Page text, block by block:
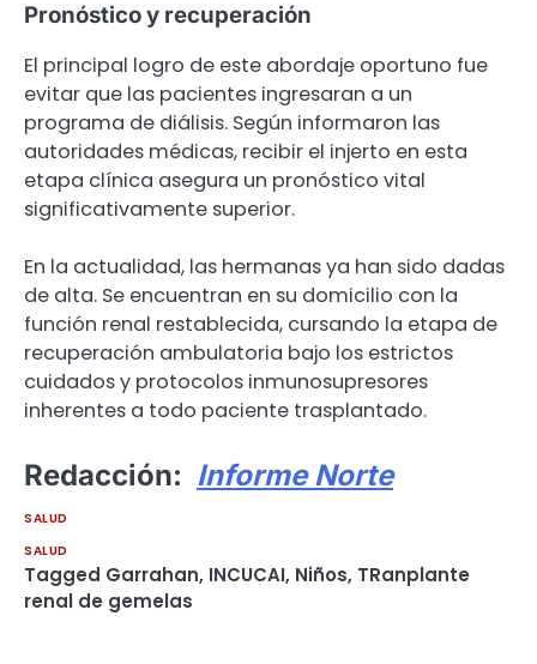
Pronóstico y recuperación
El principal logro de este abordaje oportuno fue
evitar que las pacientes ingresaran a un
programa de diálisis. Según informaron las
autoridades médicas, recibir el injerto en esta
etapa clínica asegura un pronóstico vital
significativamente superior.
En la actualidad, las hermanas ya han sido dadas
de alta. Se encuentran en su domicilio con la
función renal restablecida, cursando la etapa de
recuperación ambulatoria bajo los estrictos
cuidados y protocolos inmunosupresores
inherentes a todo paciente trasplantado.
Redacción: Informe Norte
SALUD
SALUD
Tagged Garrahan, INCUCAI, Niños, TRanplante
renal de gemelas